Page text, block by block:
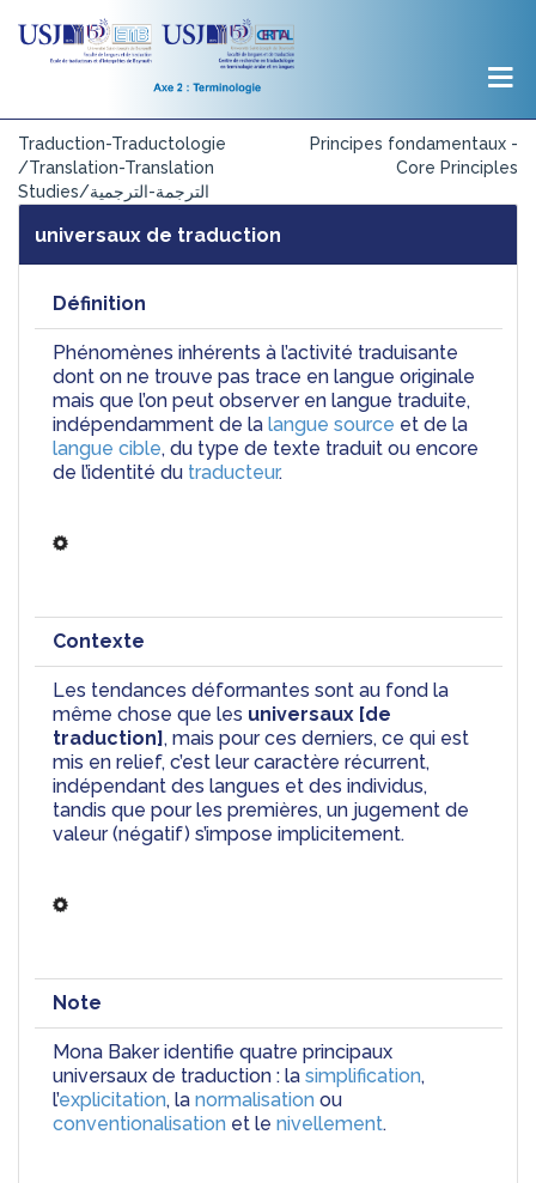
Traduction-Traductologie
/Translation-Translation
Studies/الترجمة-الترجمية
Principes fondamentaux -
Core Principles
universaux de traduction
Définition
Phénomènes inhérents à l’activité traduisante
dont on ne trouve pas trace en langue originale
mais que l’on peut observer en langue traduite,
indépendamment de la langue source
et de la
langue cible, du type de texte traduit ou encore
de l’identité du traducteur.
Contexte
Les tendances déformantes sont au fond la
même chose que les universaux [de
traduction], mais pour ces derniers, ce qui est
mis en relief, c’est leur caractère récurrent,
indépendant des langues et des individus,
tandis que pour les premières, un jugement de
valeur (négatif) s’impose implicitement.
Note
Mona Baker identifie quatre principaux
universaux de traduction : la simplification,
l’explicitation, la normalisation
ou
conventionalisation et le nivellement.